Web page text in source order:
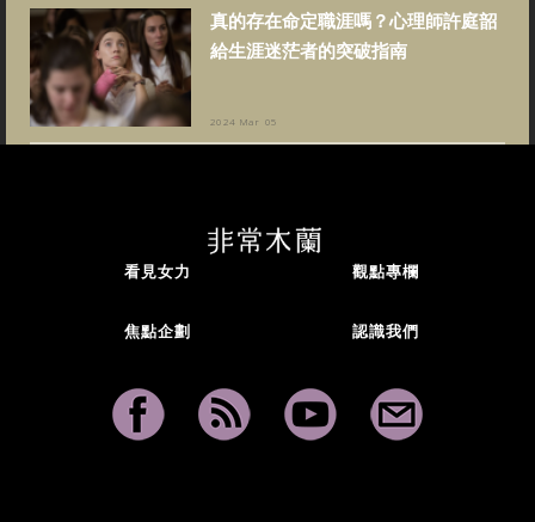
真的存在命定職涯嗎？心理師許庭韶
給生涯迷茫者的突破指南
2024 Mar 05
看見女力 觀點專欄
焦點企劃 認識我們